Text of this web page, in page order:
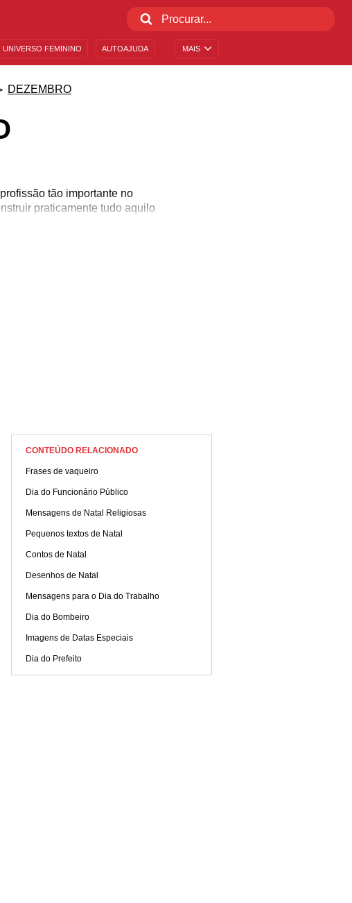
MAIS
UNIVERSO FEMININO AUTOAJUDA
DEZEMBRO
tão importante no
praticamente tudo aquilo
celebre essa data!
CONTEÚDO RELACIONADO
Frases de vaqueiro
Dia do Funcionário Público
Mensagens de Natal Religiosas
Pequenos textos de Natal
Contos de Natal
Desenhos de Natal
Mensagens para o Dia do Trabalho
Dia do Bombeiro
Imagens de Datas Especiais
Dia do Prefeito